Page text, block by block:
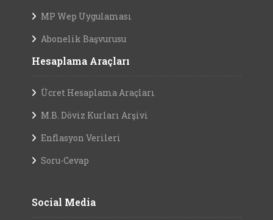
MP Wep Uygulaması
Abonelik Başvurusu
Hesaplama Araçları
Ücret Hesaplama Araçları
M.B. Döviz Kurları Arşivi
Enflasyon Verileri
Soru-Cevap
Social Media